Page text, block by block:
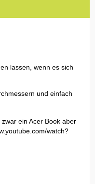
lassen, wenn es sich
und einfach
ein Acer Book aber
watch?